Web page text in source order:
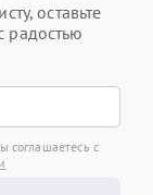
оставьте
радостью
соглашаетесь с